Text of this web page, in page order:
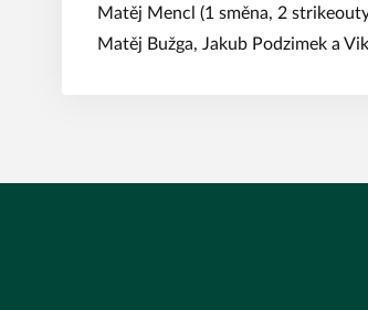
Matěj Mencl (1 směna, 2
Matěj Bužga, Jakub Podzimek a